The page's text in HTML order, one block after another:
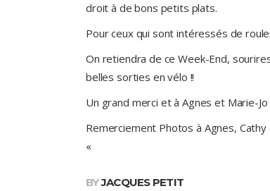
droit à de bons petits plats.
Pour ceux qui sont intéressés de
On retiendra de ce Week-End,
belles sorties en vélo !!
Un grand merci et à Agnes et Marie-
Remerciement Photos à Agnes, Cathy
«
BYJACQUES PETIT